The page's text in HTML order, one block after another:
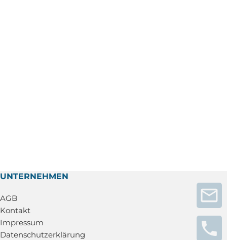
UNTERNEHMEN
AGB
Kontakt
Impressum
Datenschutzerklärung